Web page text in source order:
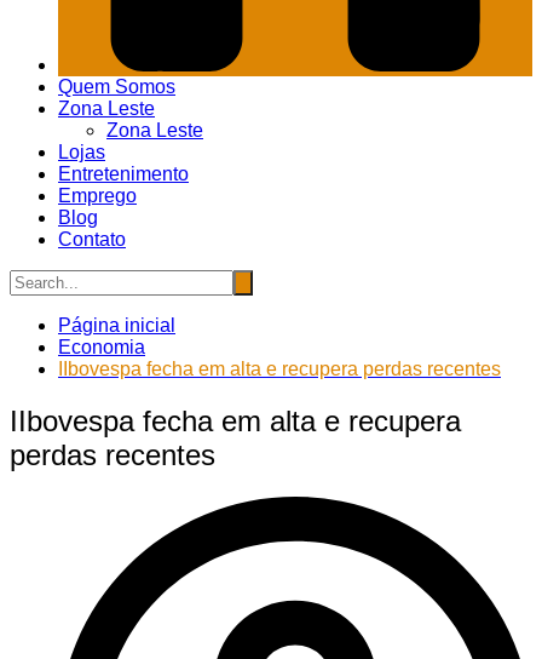
Quem Somos
Zona Leste
Zona Leste
Lojas
Entretenimento
Emprego
Blog
Contato
Página inicial
Economia
IIbovespa fecha em alta e recupera perdas recentes
IIbovespa fecha em alta e recupera
perdas recentes